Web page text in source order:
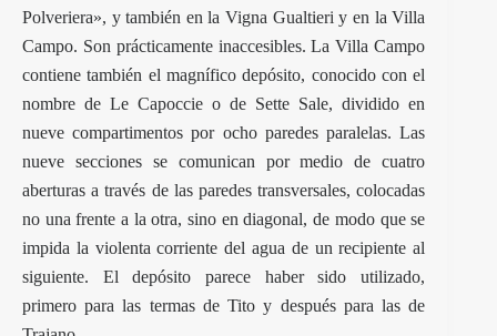
Polveriera», y también en la Vigna Gualtieri y en la Villa
Campo. Son prácticamente inaccesibles. La Villa Campo
contiene también el magnífico depósito, conocido con el
nombre de Le Capoccie o de Sette Sale, dividido en
nueve compartimentos por ocho paredes paralelas. Las
nueve secciones se comunican por medio de cuatro
aberturas a través de las paredes transversales, colocadas
no una frente a la otra, sino en diagonal, de modo que se
impida la violenta corriente del agua de un recipiente al
siguiente. El depósito parece haber sido utilizado,
primero para las termas de Tito y después para las de